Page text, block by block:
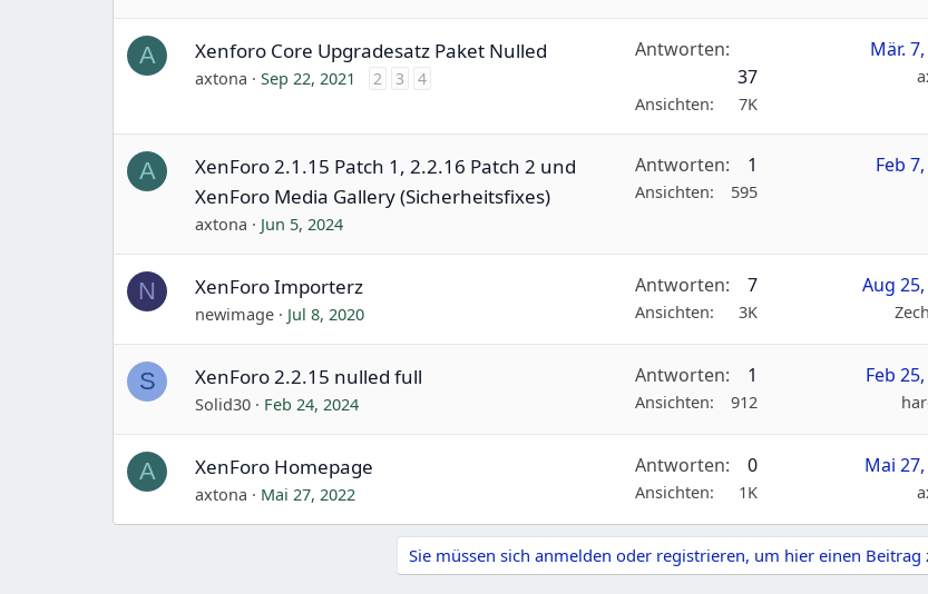
A Xenforo Core Upgradesatz Paket Nulled
axtona Sep 22, 2021 2 3 4
Antworten
37
Ansichten 7K
Mär.
A
XenForo 2.1.15 Patch 1, 2.2.16 Patch 2 und
XenForo Media Gallery (Sicherheitsfixes)
axtona Jun 5, 2024
Antworten 1
Ansichten 595
Feb
N XenForo Importerz
newimage Jul 8, 2020
Antworten 7
Ansichten 3K
Aug
S XenForo 2.2.15 nulled full
Solid30 Feb 24, 2024
Antworten 1
Ansichten 912
Feb
A XenForo Homepage
axtona Mai 27, 2022
Antworten 0
Ansichten 1K
Mai
Sie müssen sich anmelden oder registrieren, um hier einen Beitrag